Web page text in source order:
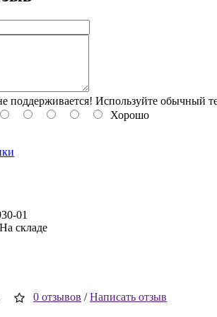
поддерживается! Используйте обычный
Хорошо
01
складе
0 отзывов /Написать отзыв